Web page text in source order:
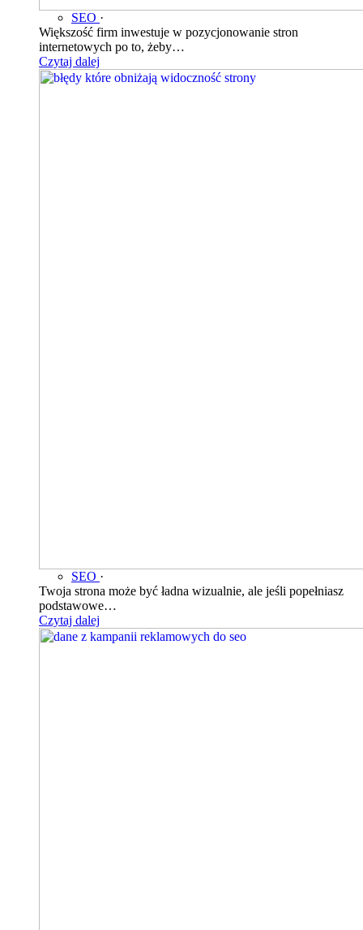
SEO ·
Większość firm inwestuje w pozycjonowanie stron
internetowych po to, żeby…
Czytaj dalej
SEO ·
Twoja strona może być ładna wizualnie, ale jeśli popełniasz
podstawowe…
Czytaj dalej